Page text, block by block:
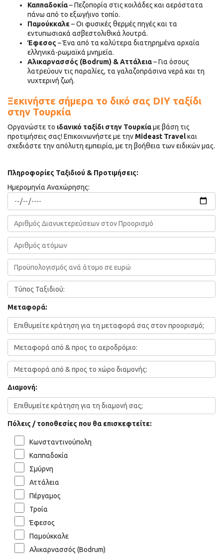
Καππαδοκία– Πεζοπορία στις κοιλάδες και αερόστατα
πάνω από το εξωγήινο τοπίο.
Παμούκκαλε– Οι φυσικές θερμές πηγές και τα
εντυπωσιακά ασβεστολιθικά λουτρά.
Έφεσος – Ένα από τα καλύτερα διατηρημένα αρχαία
ελληνικά-ρωμαϊκά μνημεία.
Αλικαρνασσός (Bodrum) & Αττάλεια– Για όσους
λατρεύουν τις παραλίες, τα γαλαζοπράσινα νερά και τη
νυχτερινή ζωή.
Ξεκινήστε σήμερα το δικό σας DIY ταξίδι
στην Τουρκία
Οργανώστε το ιδανικό ταξίδι στην Τουρκίαμε βάση τις
προτιμήσεις σας! Επικοινωνήστε με την Mideast Travelκαι
σχεδιάστε την απόλυτη εμπειρία, με τη βοήθεια των ειδικών μας.
Πληροφορίες Ταξιδιού & Προτιμήσεις:
Ημερομηνία Αναχώρησης:
Μεταφορά:
Διαμονή:
Πόλεις / τοποθεσίες που θα επισκεφτείτε:
Κωνσταντινούπολη
Καππαδοκία
Σμύρνη
Αττάλεια
Πέργαμος
Τροία
Έφεσος
Παμούκκαλε
Αλικαρνασσός (Bodrum)